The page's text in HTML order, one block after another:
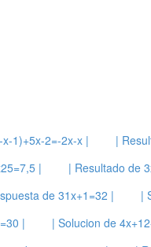
1)+5x-2=-2x-x | |
| | Resultado de
de 31x+1=32 | |
| | Solucion de